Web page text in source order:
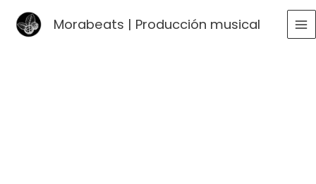
Morabeats | Producción musical